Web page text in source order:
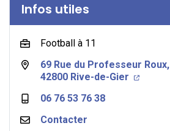
Infos utiles
Football à 11
69 Rue du Professeur Roux,
42800 Rive-de-Gier
06 76 53 76 38
Contacter